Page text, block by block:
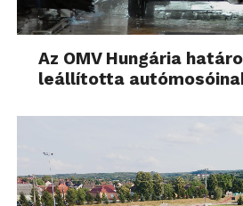
Az OMV Hungária
leállította